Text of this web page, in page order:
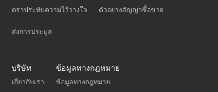
ตราประทับความไว้วางใจ
ส่งการประมูล
ตัวอย่างสัญญาซื้อขาย
บริษัท
เกี่ยวกับเรา
ข้อมูลทางกฎหมาย
ข้อมูลทางกฎหมาย